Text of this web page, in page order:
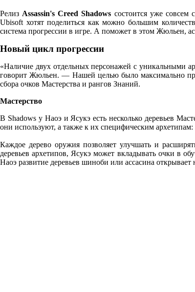
Релиз Assassin's Creed Shadows состоится уже совсем
Ubisoft хотят поделиться как можно большим
система прогрессии в игре. А поможет в этом Жюльен,
Новый цикл прогрессии
«Наличие двух отдельных персонажей с уникальными
говорит Жюльен. — Нашей целью было максимально
сбора очков Мастерства и рангов Знаний.
Мастерство
В Shadows у Наоэ и Ясукэ есть несколько деревьев
они используют, а также к их специфическим
Каждое дерево оружия позволяет улучшать и
деревьев архетипов, Ясукэ может вкладывать очки в
Наоэ развитие деревьев шиноби или ассасина